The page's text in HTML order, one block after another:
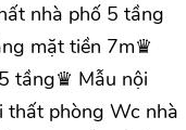
nhà phố 5 tầng
mặt tiền 7m♛
tầng♛ Mẫu nội
phòng Wc nhà